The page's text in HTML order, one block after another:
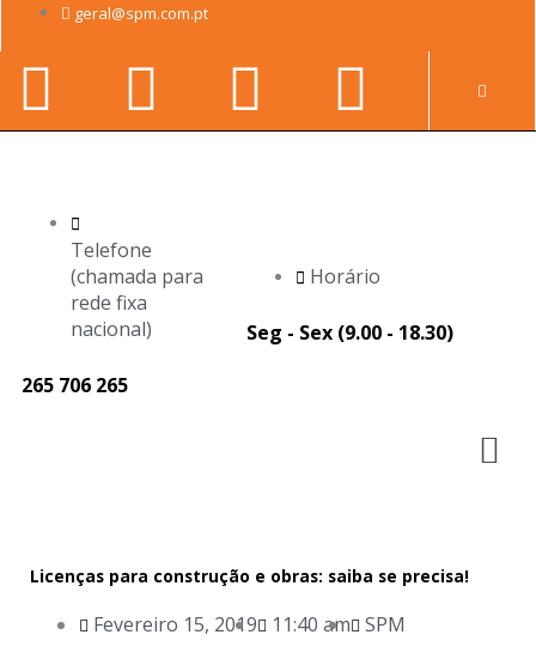
content
geral@spm.com.pt
Facebook-
f
Youtube
Linkedin-
in
Telefone
(chamada para
rede fixa
nacional)
265 706 265
Horário
Seg - Sex (9.00 - 18.30)
Licenças para construção e obras: saiba se precisa!
Fevereiro 15, 2019 11:40 am SPM